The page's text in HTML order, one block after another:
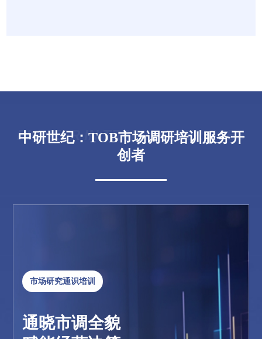
PIONEER IN TRAINING SERVICES
中研世纪：TOB市场调研培训服务开
创者
市场研究通识培训
通晓市调全貌